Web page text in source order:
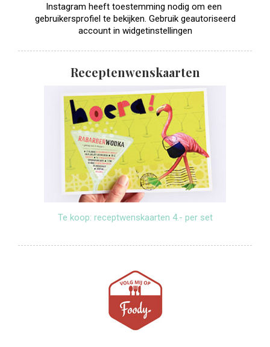
Instagram heeft toestemming nodig om een ​​
gebruikersprofiel te bekijken. Gebruik geautoriseerd
account in widgetinstellingen
Receptenwenskaarten
Te koop: receptwenskaarten 4.- per set